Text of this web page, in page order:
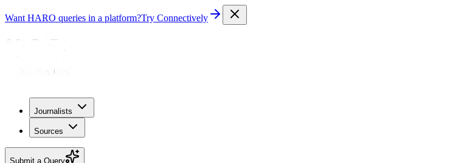
Want HARO queries in a platform?Try Connectively
Journalists
Sources
Submit a Query